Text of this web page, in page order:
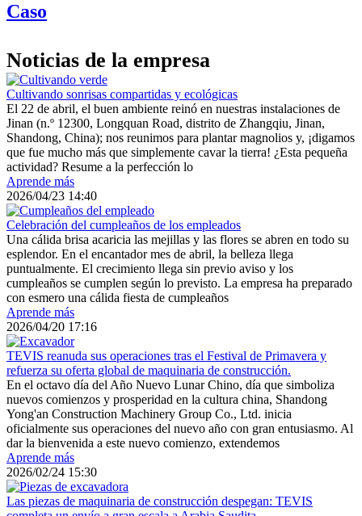
Caso
Noticias de la empresa
Cultivando sonrisas compartidas y ecológicas
El 22 de abril, el buen ambiente reinó en nuestras instalaciones de
Jinan (n.º 12300, Longquan Road, distrito de Zhangqiu, Jinan,
Shandong, China); nos reunimos para plantar magnolios y, ¡digamos
que fue mucho más que simplemente cavar la tierra! ¿Esta pequeña
actividad? Resume a la perfección lo
Aprende más
2026/04/23 14:40
Celebración del cumpleaños de los empleados
Una cálida brisa acaricia las mejillas y las flores se abren en todo su
esplendor. En el encantador mes de abril, la belleza llega
puntualmente. El crecimiento llega sin previo aviso y los
cumpleaños se cumplen según lo previsto. La empresa ha preparado
con esmero una cálida fiesta de cumpleaños
Aprende más
2026/04/20 17:16
TEVIS reanuda sus operaciones tras el Festival de Primavera y
refuerza su oferta global de maquinaria de construcción.
En el octavo día del Año Nuevo Lunar Chino, día que simboliza
nuevos comienzos y prosperidad en la cultura china, Shandong
Yong'an Construction Machinery Group Co., Ltd. inicia
oficialmente sus operaciones del nuevo año con gran entusiasmo. Al
dar la bienvenida a este nuevo comienzo, extendemos
Aprende más
2026/02/24 15:30
Las piezas de maquinaria de construcción despegan: TEVIS